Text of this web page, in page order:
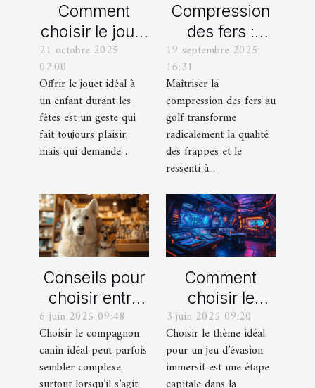
Comment
choisir le jouet
parfait pour
chaque âge
durant les
fêtes ?
21 octobre 2025
02:00
Offrir le jouet idéal à
un enfant durant les
fêtes est un geste qui
fait toujours plaisir,
mais qui demande...
Compression
des fers :
comment
obtenir des
frappes plus
solides ?
19 septembre 2025
16:31
Maîtriser la
compression des fers au
golf transforme
radicalement la qualité
des frappes et le
ressenti à...
Conseils pour
choisir entre
un berger
blanc suisse
et un berger
américain
6 juin 2025 09:48
Choisir le compagnon
canin idéal peut parfois
sembler complexe,
Comment
choisir le
thème parfait
pour votre
prochain jeu
d'évasion
3 juin 2025 09:20
Choisir le thème idéal
pour un jeu d’évasion
immersif est une étape